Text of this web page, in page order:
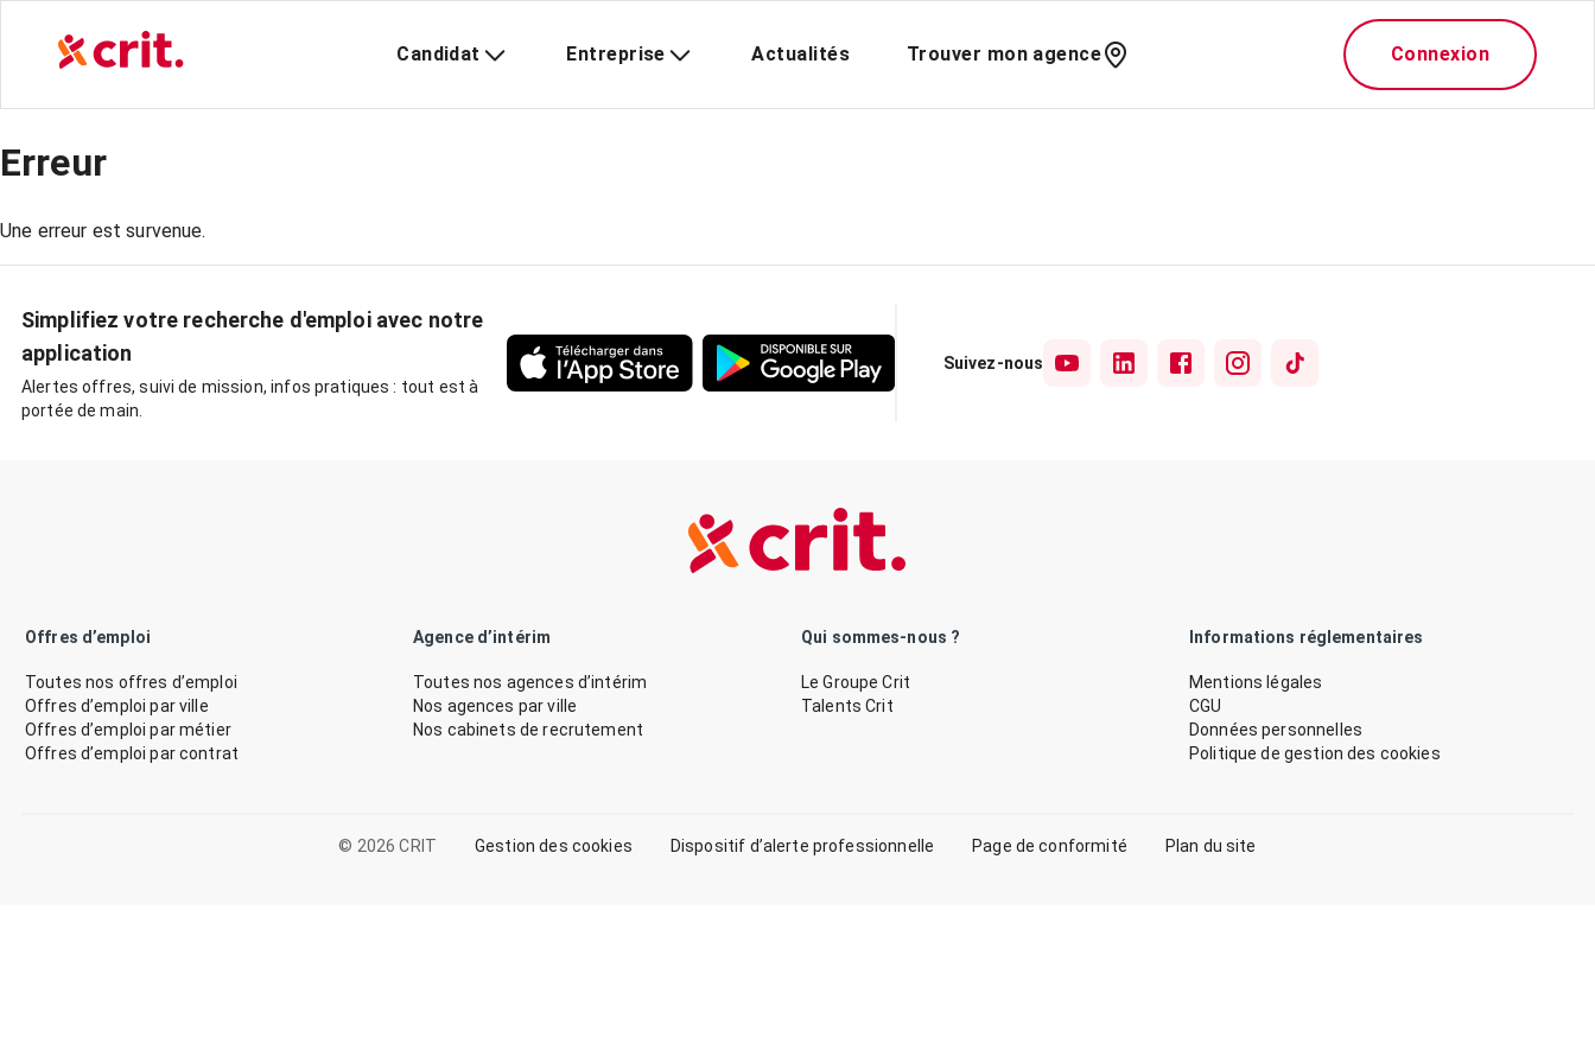
Candidat Entreprise Actualités Trouver mon agence Connexion
Erreur
Une erreur est survenue.
Simplifiez votre recherche d'emploi avec notre
application
Alertes offres, suivi de mission, infos pratiques : tout est à
portée de main.
Suivez-nous
Offres d’emploi
Toutes nos offres d’emploi
Offres d’emploi par ville
Offres d’emploi par métier
Offres d’emploi par contrat
Agence d’intérim
Toutes nos agences d’intérim
Nos agences par ville
Nos cabinets de recrutement
Qui sommes-nous ?
Le Groupe Crit
Talents Crit
Informations réglementaires
Mentions légales
CGU
Données personnelles
Politique de gestion des cookies
© 2026 CRIT Gestion des cookies Dispositif d’alerte professionnelle Page de conformité Plan du site